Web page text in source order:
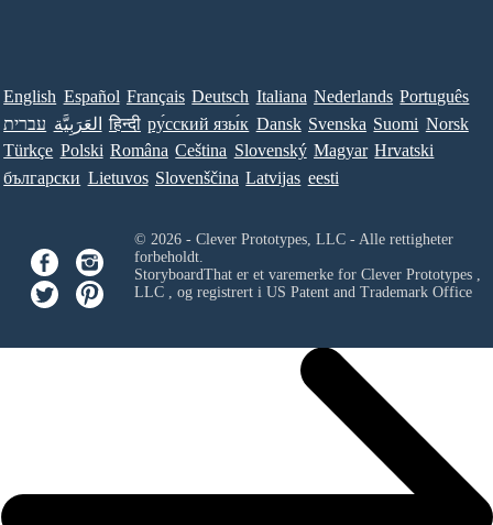
English Español Français Deutsch Italiana Nederlands Português
עברית العَرَبِيَّة हिन्दी ру́сский язы́к Dansk Svenska Suomi Norsk
Türkçe Polski Româna Ceština Slovenský Magyar Hrvatski
български Lietuvos Slovenščina Latvijas eesti
© 2026 - Clever Prototypes, LLC - Alle rettigheter
forbeholdt.
StoryboardThat er et varemerke for Clever Prototypes ,
LLC, og registrert i US Patent and Trademark Office